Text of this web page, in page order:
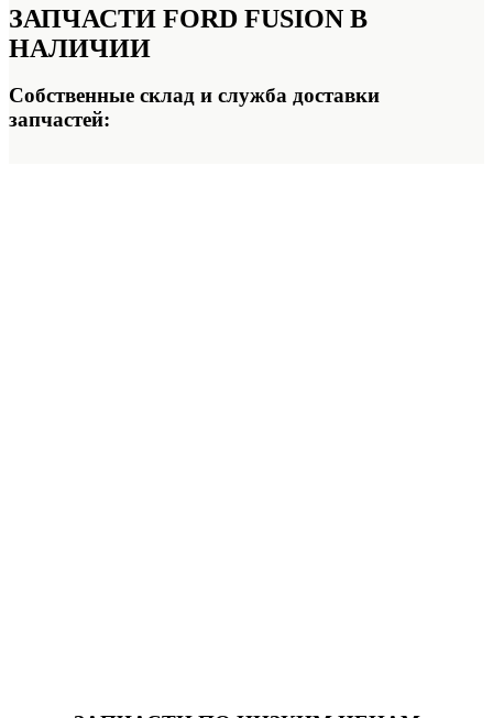
ЗАПЧАСТИ FORD FUSION В
НАЛИЧИИ
Собственные склад и служба доставки
запчастей: